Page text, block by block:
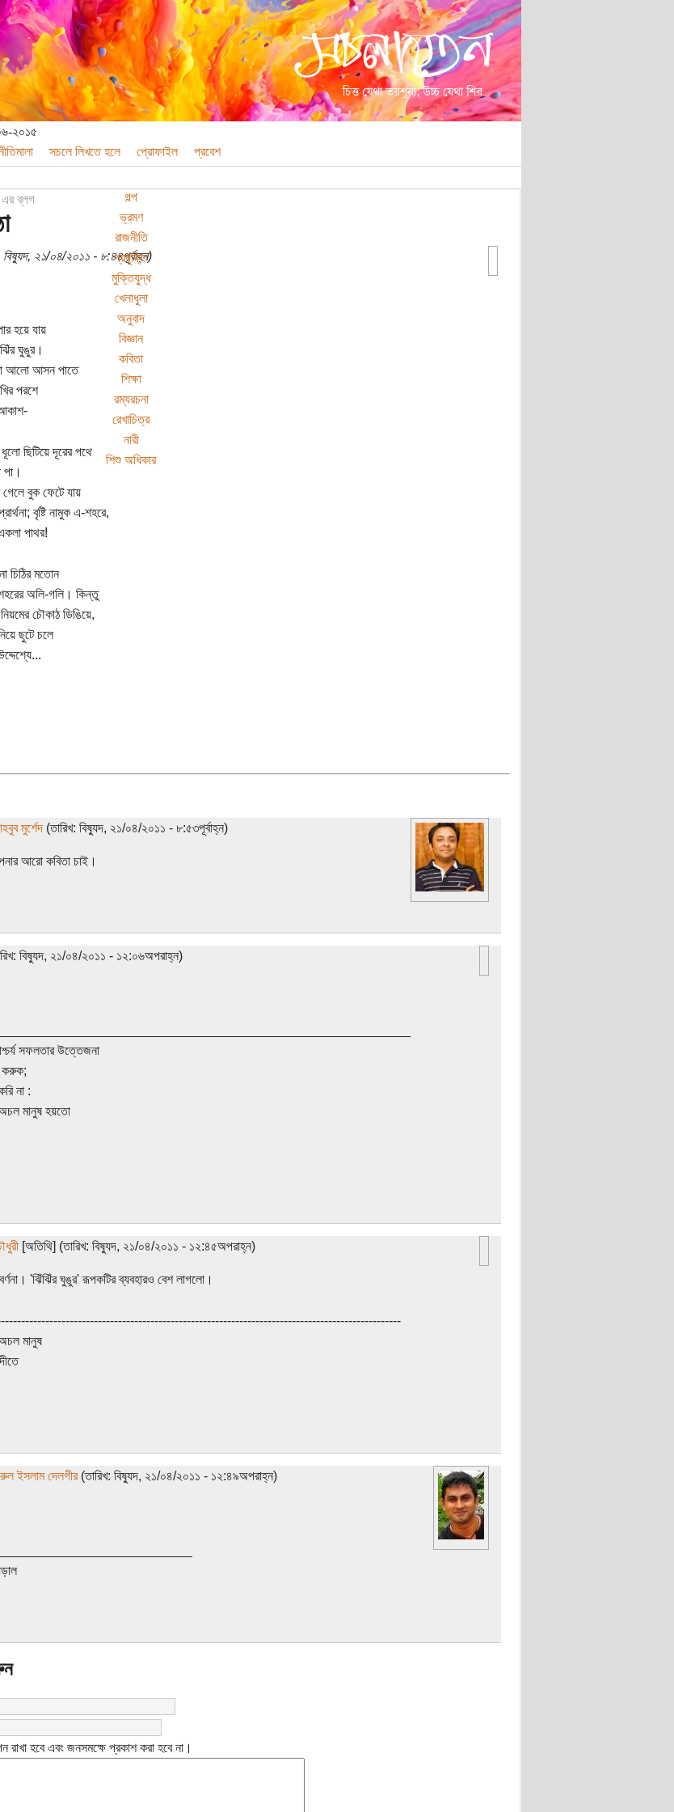
২০১৫
সচলে লিখতে হলে প্রোফাইল প্রবেশ
গল্প
ভ্রমণ
রাজনীতি
প্রযুক্তি
মুক্তিযুদ্ধ
খেলাধুলা
অনুবাদ
বিজ্ঞান
কবিতা
শিক্ষা
রম্যরচনা
রেখাচিত্র
নারী
শিশু অধিকার
এর ব্লগ
বিষ্যুদ, ২১/০৪/২০১১ - ৮:৪৪পূর্বাহ্ন)
হয়ে যায়
ঘুঙুর।
আলো আসন পাতে
পরশে
ছিটিয়ে দূরের পথে
গেলে বুক ফেটে যায়
বৃষ্টি নামুক এ-শহরে,
পাথর!
চিঠির মতোন
অলি-গলি। কিন্তু
চৌকাঠ ডিঙিয়ে,
ছুটে চলে
মুর্শেদ(তারিখ: বিষ্যুদ, ২১/০৪/২০১১ - ৮:৫৩পূর্বাহ্ন)
আরো কবিতা চাই।
বিষ্যুদ, ২১/০৪/২০১১ - ১২:০৬অপরাহ্ন)
সফলতার উত্তেজনা
করুক;
না :
মানুষ হয়তো
[অতিথি] (তারিখ: বিষ্যুদ, ২১/০৪/২০১১ - ১২:৪৫অপরাহ্ন)
'ঝিঁঝিঁর ঘুঙুর' রূপকটির ব্যবহারও বেশ লাগলো।
মানুষ
ইসলাম দেলগীর(তারিখ: বিষ্যুদ, ২১/০৪/২০১১ - ১২:৪৯অপরাহ্ন)
রাখা হবে এবং জনসমক্ষে প্রকাশ করা হবে না।